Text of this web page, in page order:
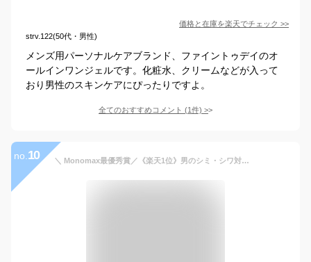
価格と在庫を楽天でチェック >>
strv.122(50代・男性)
メンズ用パーソナルケアブランド、ファイントゥデイのオ
ールインワンジェルです。化粧水、クリームなどが入って
おり男性のスキンケアにぴったりですよ。
全てのおすすめコメント (1件) >
no. 10 ＼ Monomax最優秀賞／《楽天1位》男のシミ・シワ対策！男性 薬用 オールインワン ハイドレートモイスチャージェル セシャロオム メンズ コスメ ギフト スキンケア シワ シミ ニキビ 毛穴 彼氏 父 夫